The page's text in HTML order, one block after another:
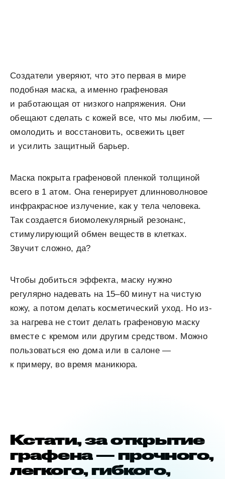
Создатели уверяют, что это первая в мире
подобная маска, а именно графеновая
и работающая от низкого напряжения. Они
обещают сделать с кожей все, что мы любим, —
омолодить и восстановить, освежить цвет
и усилить защитный барьер.
Маска покрыта графеновой пленкой толщиной
всего в 1 атом. Она генерирует длинноволновое
инфракрасное излучение, как у тела человека.
Так создается биомолекулярный резонанс,
стимулирующий обмен веществ в клетках.
Звучит сложно, да?
Чтобы добиться эффекта, маску нужно
регулярно надевать на 15–60 минут на чистую
кожу, а потом делать косметический уход. Но из-
за нагрева не стоит делать графеновую маску
вместе с кремом или другим средством. Можно
пользоваться ею дома или в салоне —
к примеру, во время маникюра.
Кстати, за открытие
графена — прочного,
легкого, гибкого,